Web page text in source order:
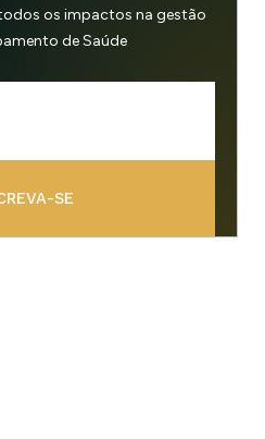
os impactos na gestão
de Saúde
SE